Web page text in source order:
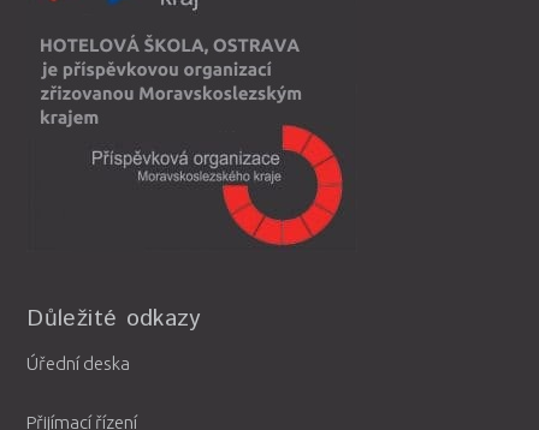
Důležité odkazy
Úřední deska
Přijímací řízení